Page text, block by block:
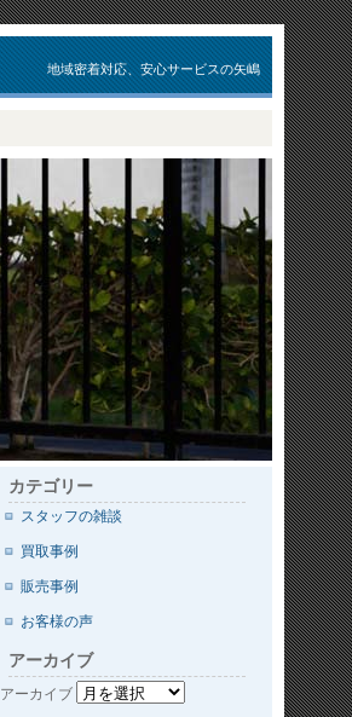
地域密着対応、安心サービスの矢嶋
カテゴリー
スタッフの雑談
買取事例
販売事例
お客様の声
アーカイブ
アーカイブ